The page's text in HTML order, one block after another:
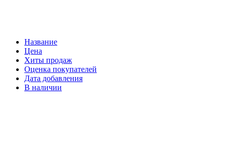
Название
Цена
Хиты продаж
Оценка покупателей
Дата добавления
В наличии